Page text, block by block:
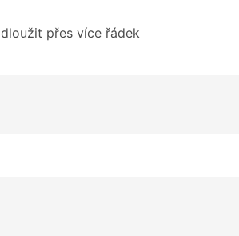
přes více řádek